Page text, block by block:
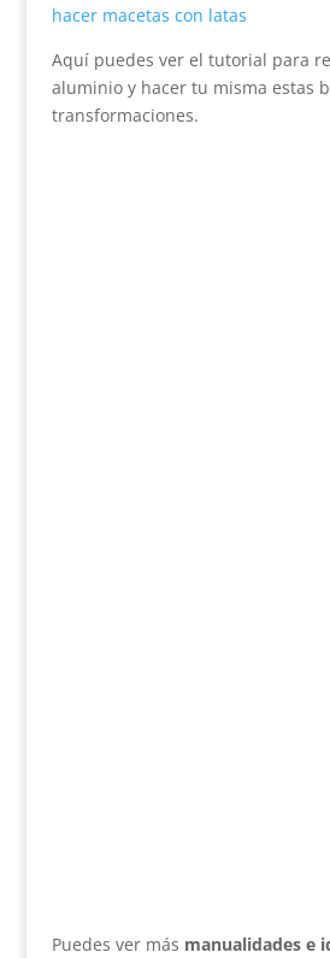
hacer macetas con latas
Aquí puedes ver el tutorial para
aluminio y hacer tu misma estas
transformaciones.
Puedes ver más manualidades e